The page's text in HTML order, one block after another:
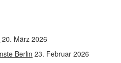
20. März 2026
Berlin 23. Februar 2026